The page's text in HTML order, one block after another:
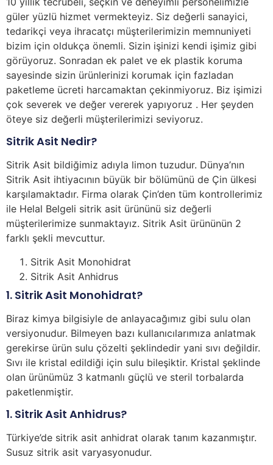
güler yüzlü hizmet vermekteyiz. Siz değerli sanayici,
tedarikçi veya ihracatçı müşterilerimizin memnuniyeti
bizim için oldukça önemli. Sizin işinizi kendi işimiz gibi
görüyoruz. Sonradan ek palet ve ek plastik koruma
sayesinde sizin ürünlerinizi korumak için fazladan
paketleme ücreti harcamaktan çekinmiyoruz. Biz işimizi
çok severek ve değer vererek yapıyoruz . Her şeyden
öteye siz değerli müşterilerimizi seviyoruz.
Sitrik Asit Nedir?
Sitrik Asit bildiğimiz adıyla limon tuzudur. Dünya’nın
Sitrik Asit ihtiyacının büyük bir bölümünü de Çin ülkesi
karşılamaktadır. Firma olarak Çin’den tüm kontrollerimiz
ile Helal Belgeli sitrik asit ürününü siz değerli
müşterilerimize sunmaktayız. Sitrik Asit ürününün 2
farklı şekli mevcuttur.
Sitrik Asit Monohidrat
Sitrik Asit Anhidrus
1. Sitrik Asit Monohidrat?
Biraz kimya bilgisiyle de anlayacağımız gibi sulu olan
versiyonudur. Bilmeyen bazı kullanıcılarımıza anlatmak
gerekirse ürün sulu çözelti şeklindedir yani sıvı değildir.
Sıvı ile kristal edildiği için sulu bileşiktir. Kristal şeklinde
olan ürünümüz 3 katmanlı güçlü ve steril torbalarda
paketlenmiştir.
1. Sitrik Asit Anhidrus?
Türkiye’de sitrik asit anhidrat olarak tanım kazanmıştır.
Susuz sitrik asit varyasyonudur.